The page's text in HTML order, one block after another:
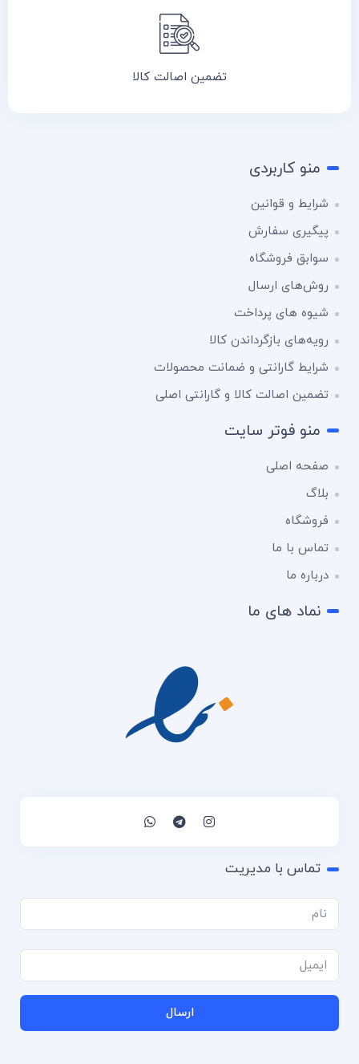
تضمین اصالت کالا
منو کاربردی
شرایط و قوانین
پیگیری سفارش
سوابق فروشگاه
روش‌های ارسال
شیوه های پرداخت
رویه‌های بازگرداندن کالا
شرایط گارانتی و ضمانت محصولات
تضمین اصالت کالا و گارانتی اصلی
منو فوتر سایت
صفحه اصلی
بلاگ
فروشگاه
تماس با ما
درباره ما
نماد های ما
تماس با مدیریت
ارسال